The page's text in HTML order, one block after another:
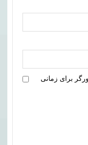
برای زمانی